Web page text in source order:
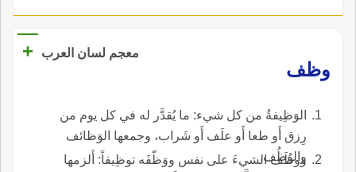
معجم لسان العرب
+
وظف
الوَظِيفةُ من كل شيء: ما يُقدَّر له في كل يوم من
رِزق أَو طعا أَو علَف أَو شَراب، وجمعها الوَظائف
والوُظُف.
ووظَف الشيءَ على نفس ووَظّفَه توظِيفاً: أَلزمها